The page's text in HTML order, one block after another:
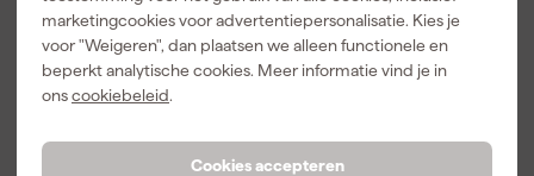
marketingcookies voor advertentiepersonalisatie. Kies je
voor "Weigeren", dan plaatsen we alleen functionele en
beperkt analytische cookies. Meer informatie vind je in
onscookiebeleid.
Cookies accepteren
Morgen
bezorgd
Morgen
bezorgd
incl. BTW
1LMorgen
bezorgd